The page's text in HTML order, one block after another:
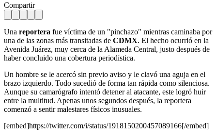
Compartir
Una reportera fue víctima de un "pinchazo" mientras caminaba por
una de las zonas más transitadas de CDMX. El hecho ocurrió en la
Avenida Juárez, muy cerca de la Alameda Central, justo después de
haber concluido una cobertura periodística.
Un hombre se le acercó sin previo aviso y le clavó una aguja en el
brazo izquierdo. Todo sucedió de forma tan rápida como silenciosa.
Aunque su camarógrafo intentó detener al atacante, este logró huir
entre la multitud. Apenas unos segundos después, la reportera
comenzó a sentir malestares físicos inusuales.
[embed]https://twitter.com/i/status/1918150200457089166[/embed]